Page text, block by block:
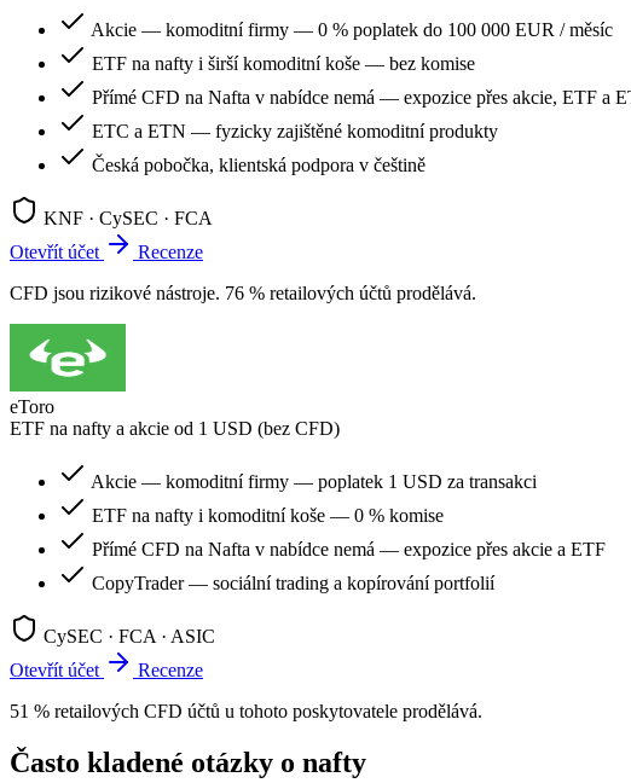
Akcie — komoditní firmy — 0 % poplatek do 100 000 EUR / měsíc
ETF na nafty i širší komoditní koše — bez komise
Přímé CFD na Nafta v nabídce nemá — expozice přes akcie, ETF a
ETC a ETN — fyzicky zajištěné komoditní produkty
Česká pobočka, klientská podpora v češtině
KNF · CySEC · FCA
Otevřít účet
Recenze
CFD jsou rizikové nástroje. 76 % retailových účtů prodělává.
eToro
ETF na nafty a akcie od 1 USD (bez CFD)
Akcie — komoditní firmy — poplatek 1 USD za transakci
ETF na nafty i komoditní koše — 0 % komise
Přímé CFD na Nafta v nabídce nemá — expozice přes akcie a ETF
CopyTrader — sociální trading a kopírování portfolií
CySEC · FCA · ASIC
Otevřít účet
Recenze
51 % retailových CFD účtů u tohoto poskytovatele prodělává.
Často kladené otázky o nafty